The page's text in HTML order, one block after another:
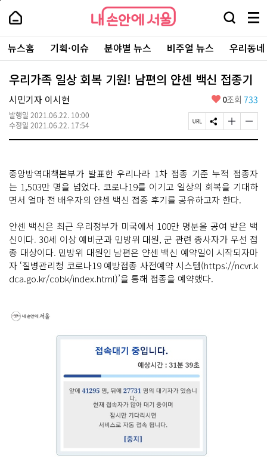
본
로
가
내
손
안
에
서
울
-
서
울
시
대
표
소
털
내
손
에
울
검
창
열
기
메
뉴
전
체
보
기
주
요
서
뉴스홈 기획·이슈 분야별 뉴스 비주얼 뉴스 우리동
우리가족 일상 회복 기원! 남편의 얀센 백신 접종기
시민기자 이시현
발행일 2021.06.22. 10:00
수정일 2021.06.22. 17:54
좋
요
0조회 733
페
이
R
L
복
사
S
N
하
기
글
자
크
게
변
경
하
글
자
작
게
변
중앙방역대책본부가 발표한 우리나라 1차 접종 기준 누적 접종자
는 1,503만 명을 넘었다. 코로나19를 이기고 일상의 회복을 기대하
면서 얼마 전 배우자의 얀센 백신 접종 후기를 공유하고자 한다.
얀센 백신은 최근 우리정부가 미국에서 100만 명분을 공여 받은 백
신이다. 30세 이상 예비군과 민방위 대원, 군 관련 종사자가 우선 접
종 대상이다. 민방위 대원인 남편은 얀센 백신 예약일이 시작되자마
자 ‘질병관리청 코로나19 예방접종 사전예약 시스템(https://ncvr.k
dca.go.kr/cobk/index.html)’을 통해 접종을 예약했다.
페
상
단
로